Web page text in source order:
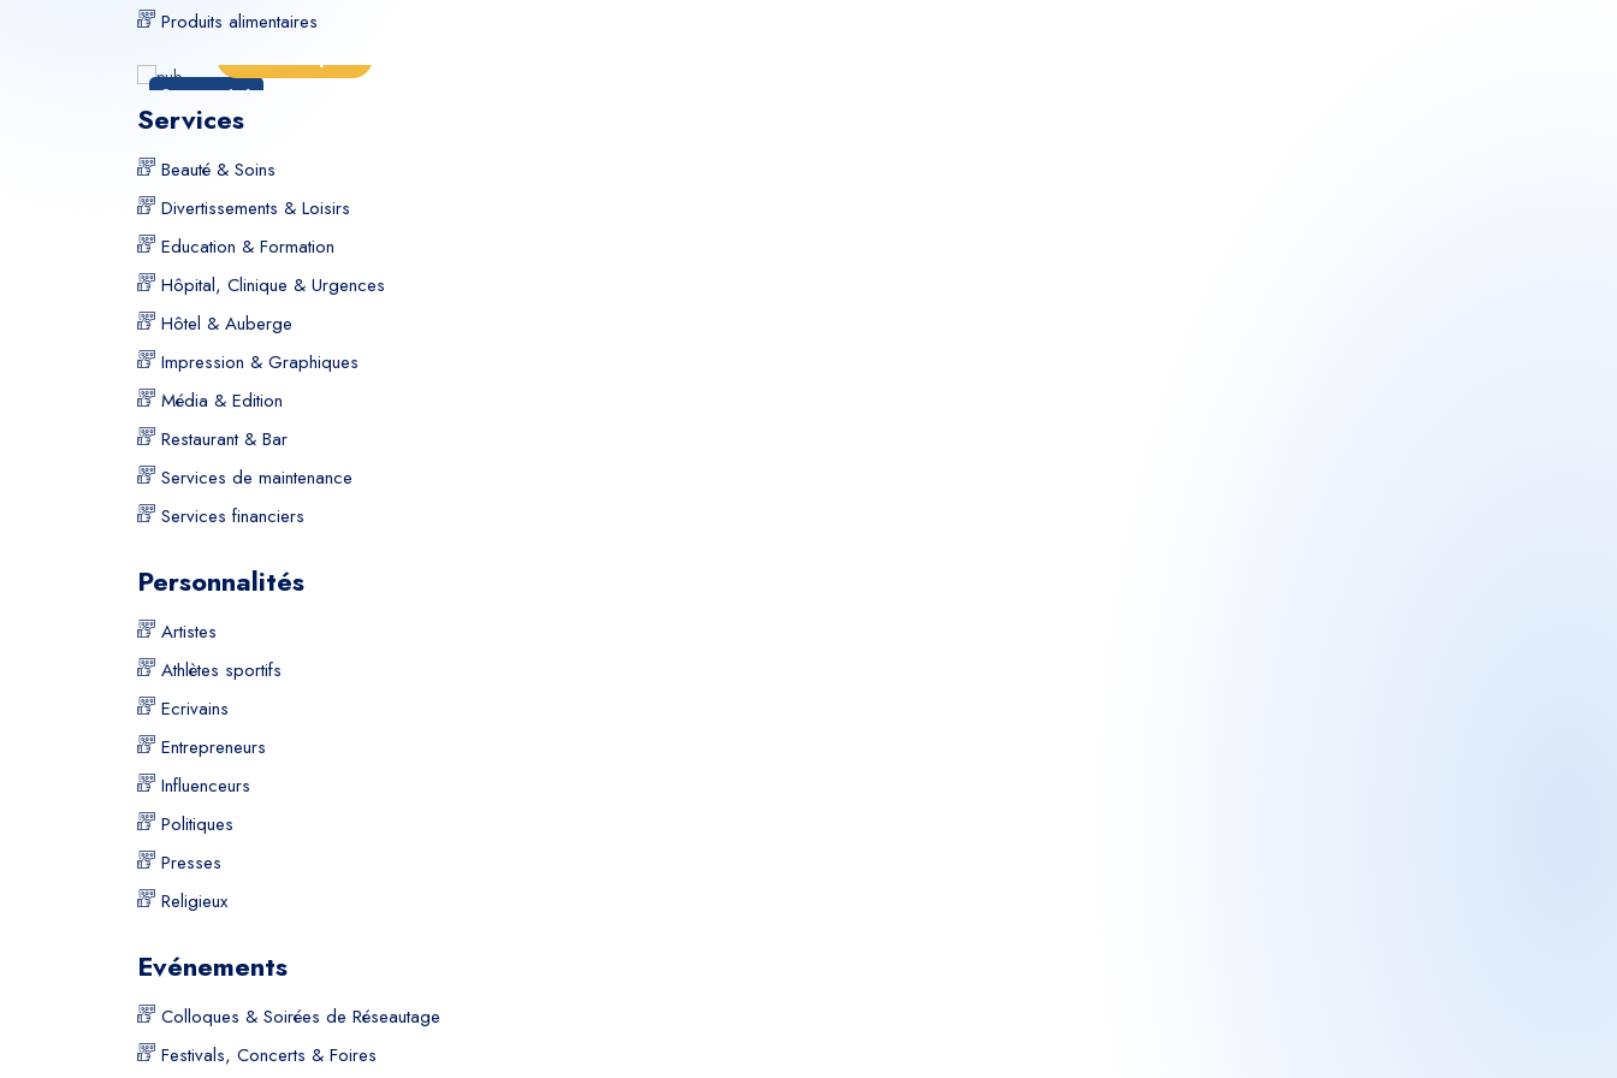
Produits alimentaires
Sponsorisé
Services
Beauté & Soins
Divertissements & Loisirs
Education & Formation
Hôpital, Clinique & Urgences
Hôtel & Auberge
Impression & Graphiques
Média & Edition
Restaurant & Bar
Services de maintenance
Services financiers
Personnalités
Artistes
Athlètes sportifs
Ecrivains
Entrepreneurs
Influenceurs
Politiques
Presses
Religieux
Evénements
Colloques & Soirées de Réseautage
Festivals, Concerts & Foires